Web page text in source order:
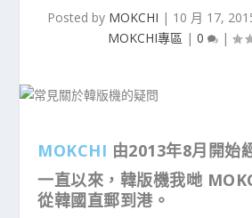
Posted by MOKCHI | 10 月 17,
MOKCHI專區 | 0 |
MOKCHI 由2013年8月開始
一直以來，韓版機我哋
從韓國直郵到港。